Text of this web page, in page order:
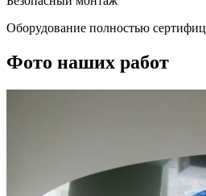
Оборудование полностью
Фото наших работ